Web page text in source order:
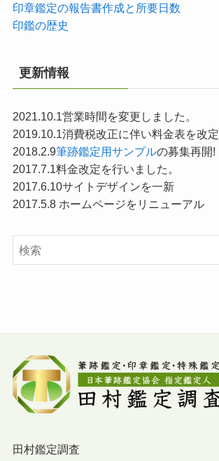
印章鑑定の報告書作成と所要日数
印鑑の歴史
更新情報
2021.10.1営業時間を変更しました。
2019.10.1消費税改正に伴い料金表を改定
2018.2.9筆跡鑑定用サンプルの募集再開!
2017.7.1料金改定を行いました。
2017.6.10サイトデザインを一新
2017.5.8 ホームページをリニューアル
田村鑑定調査